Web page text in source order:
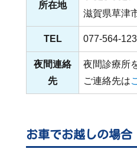
所在地
滋賀県草津
TEL 077-564-
夜間連絡
先
夜間診療所
ご連絡先は
お車でお越しの場合